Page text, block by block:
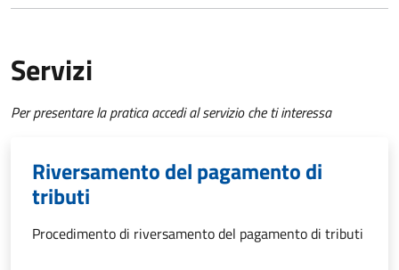
Servizi
Per presentare la pratica accedi al servizio che ti interessa
Riversamento del pagamento di
tributi
Procedimento di riversamento del pagamento di tributi